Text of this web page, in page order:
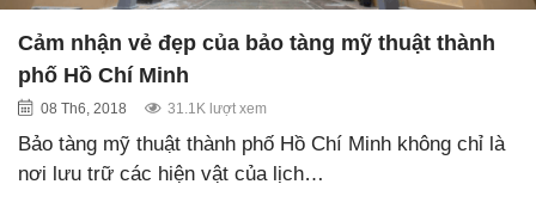
Cảm nhận vẻ đẹp của bảo tàng mỹ thuật thành
phố Hồ Chí Minh
08 Th6, 2018 31.1K lượt xem
Bảo tàng mỹ thuật thành phố Hồ Chí Minh không chỉ là
nơi lưu trữ các hiện vật của lịch…